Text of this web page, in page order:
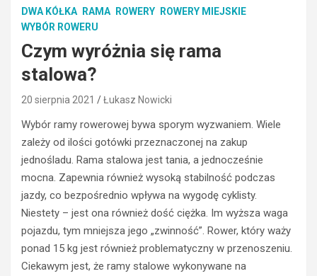
DWA KÓŁKA RAMA ROWERY
ROWERY MIEJSKIE
WYBÓR ROWERU
Czym wyróżnia się rama
stalowa?
20 sierpnia 2021 Łukasz Nowicki
Wybór ramy rowerowej bywa sporym wyzwaniem. Wiele
zależy od ilości gotówki przeznaczonej na zakup
jednośladu. Rama stalowa jest tania, a jednocześnie
mocna. Zapewnia również wysoką stabilność podczas
jazdy, co bezpośrednio wpływa na wygodę cyklisty.
Niestety – jest ona również dość ciężka. Im wyższa waga
pojazdu, tym mniejsza jego „zwinność”. Rower, który waży
ponad 15 kg jest również problematyczny w przenoszeniu.
Ciekawym jest, że ramy stalowe wykonywane na
k
o
w
e
s
a
o
w
e
r
u
n
a
e
TURYSTYKA
A
y
w
n
w
e
e
k
e
n
d
w
g
ó